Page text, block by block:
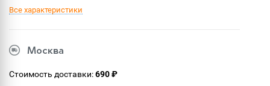
Все характеристики
Москва
Стоимость доставки:690 ₽